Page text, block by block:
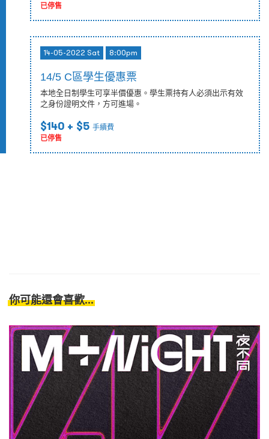
已停售
14-05-2022 Sat 8:00pm
14/5 C區學生優惠票
本地全日制學生可享半價優惠。學生票持有人必須出示有效
之身份證明文件，方可進場。
$140 + $5 手續費
已停售
你可能還會喜歡...